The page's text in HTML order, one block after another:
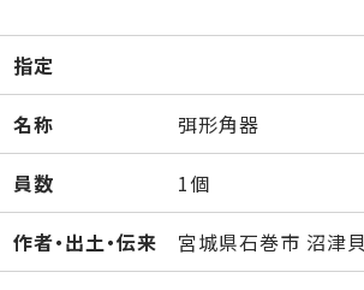
指定
名称 弭形角器
員数 1個
作者・出土・伝来 宮城県石巻市 沼津